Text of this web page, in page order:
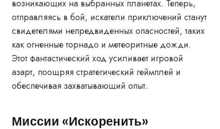
возникающих на выбранных планетах. Теперь,
отправляясь в бой, искатели приключений станут
свидетелями непредвиденных опасностей, таких
как огненные торнадо и метеоритные дожди.
Этот фантастический ход усиливает игровой
азарт, поощряя стратегический геймплей и
обеспечивая захватывающий опыт.
Миссии «Искоренить»